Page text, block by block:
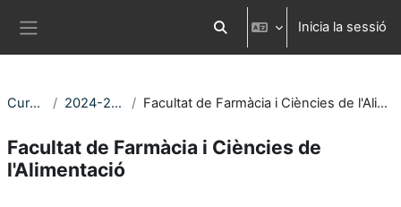
Commuta l'entrada de la cerca
Inicia la sessió
Cursos 2024-2025 Facultat de Farmàcia i Ciències de l'Alimentació
Facultat de Farmàcia i Ciències de
l'Alimentació